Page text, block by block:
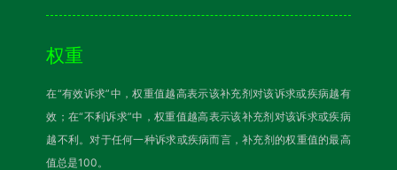
权重
在“有效诉求”中，权重值越高表示该补充剂对该诉求或疾病越有
效；在“不利诉求”中，权重值越高表示该补充剂对该诉求或疾病
越不利。对于任何一种诉求或疾病而言，补充剂的权重值的最高
值总是100。